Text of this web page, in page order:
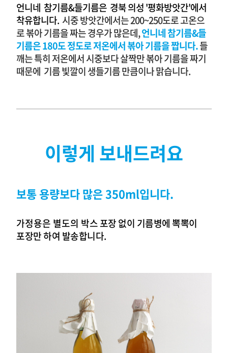
언니네 참기름&들기름은 경북 의성 '평화방앗간'에서
착유합니다. 시중 방앗간에서는 200~250도로 고온으
로 볶아 기름을 짜는 경우가 많은데,언니네 참기름&들
기름은 180도 정도로 저온에서 볶아 기름을 짭니다.들
깨는 특히 저온에서 시중보다 살짝만 볶아 기름을 짜기
때문에 기름 빛깔이 생들기름 만큼이나 맑습니다.
이렇게 보내드려요
보통 용량보다 많은 350ml입니다.
가정용은 별도의 박스포장 없이 기름병에 뽁뽁이
포장만 하여 발송합니다.